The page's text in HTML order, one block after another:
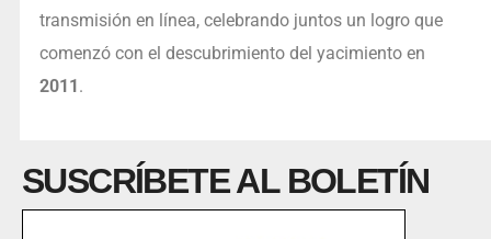
transmisión en línea, celebrando juntos un logro que
comenzó con el descubrimiento del yacimiento en
2011 .
SUSCRÍBETE AL BOLETÍN